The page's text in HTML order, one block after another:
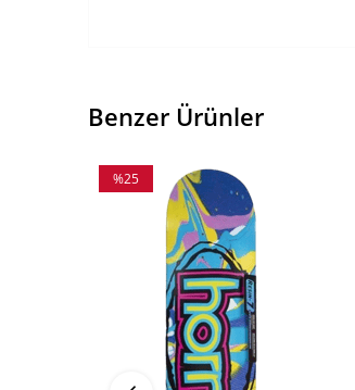
Benzer Ürünler
%25
%25İndirim